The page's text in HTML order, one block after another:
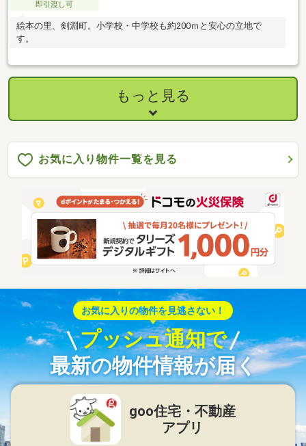
即引渡し可
絵本の里、剣淵町。小学校・中学校も約200ｍと安心の立地で
す。
もっと見る
お気に入り物件一覧を見る
お気に入りの物件を見逃さない！
プッシュ通知で
最新の物件情報が届く
goo住宅・不動産
アプリ